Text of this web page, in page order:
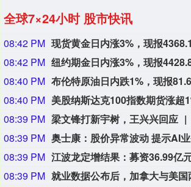
全球7×24小时 股市快讯
08:42 PM 现货黄金日内涨3%，现报
08:42 PM 纽约期金日内涨3%，现报
08:40 PM 布伦特原油日内跌1%，现报
08:40 PM 美股纳斯达克100指数期货涨超
08:39 PM 梁文锋打新宇树，王兴兴回应
08:39 PM 奥士康：股价异常波动 提示AI
08:39 PM
08:39 PM